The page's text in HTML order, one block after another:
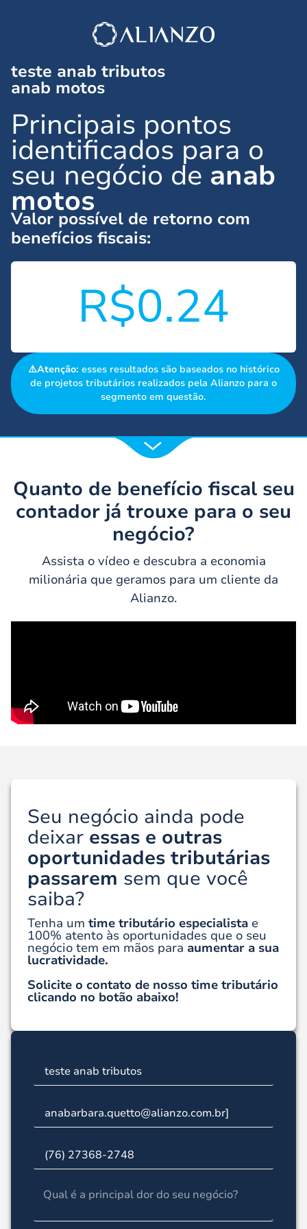
teste anab tributos
anab motos
Principais pontos
identificados para o
seu negócio de anab
motos
Valor possível de retorno com
benefícios fiscais:
R$0.24
⚠️Atenção: esses resultados são baseados no histórico
de projetos tributários realizados pela Alianzo para o
segmento em questão.
Quanto de benefício fiscal seu
contador já trouxe para o seu
negócio?
Assista o vídeo e descubra a economia
milionária que geramos para um cliente da
Alianzo.
Seu negócio ainda pode
deixar essas e outras
oportunidades tributárias
passarem sem que você
saiba?
Tenha um time tributário especialista e
100% atento às oportunidades que o seu
negócio tem em mãos para aumentar a sua
lucratividade.
Solicite o contato de nosso time tributário
clicando no botão abaixo!